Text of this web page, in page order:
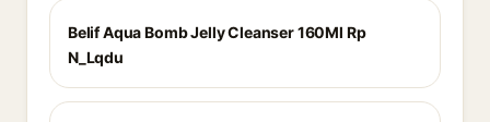
Belif Aqua Bomb Jelly Cleanser 160Ml Rp
N_Lqdu